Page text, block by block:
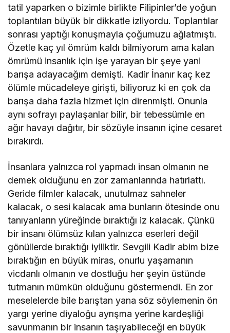
tatil yaparken o bizimle birlikte Filipinler’de yoğun
toplantıları büyük bir dikkatle izliyordu. Toplantılar
sonrası yaptığı konuşmayla çoğumuzu ağlatmıştı.
Özetle kaç yıl ömrüm kaldı bilmiyorum ama kalan
ömrümü insanlık için işe yarayan bir şeye yani
barışa adayacağım demişti. Kadir İnanır kaç kez
ölümle mücadeleye girişti, biliyoruz ki en çok da
barışa daha fazla hizmet için direnmişti. Onunla
aynı sofrayı paylaşanlar bilir, bir tebessümle en
ağır havayı dağıtır, bir sözüyle insanın içine cesaret
bırakırdı.
İnsanlara yalnızca rol yapmadı insan olmanın ne
demek olduğunu en zor zamanlarında hatırlattı.
Geride filmler kalacak, unutulmaz sahneler
kalacak, o sesi kalacak ama bunların ötesinde onu
tanıyanların yüreğinde bıraktığı iz kalacak. Çünkü
bir insanı ölümsüz kılan yalnızca eserleri değil
gönüllerde bıraktığı iyiliktir. Sevgili Kadir abim bize
bıraktığın en büyük miras, onurlu yaşamanın
vicdanlı olmanın ve dostluğu her şeyin üstünde
tutmanın mümkün olduğunu göstermendi. En zor
meselelerde bile barıştan yana söz söylemenin ön
yargı yerine diyaloğu ayrışma yerine kardeşliği
savunmanın bir insanın taşıyabileceği en büyük